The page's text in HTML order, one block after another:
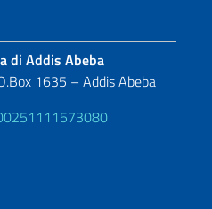
di Addis Abeba
1635 – Addis Abeba